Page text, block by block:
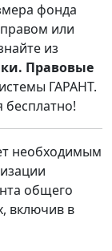
фонда
или
из
Правовые
ГАРАНТ.
бесплатно!
необходимым
общего
включив в